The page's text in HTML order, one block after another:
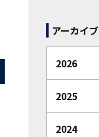
アーカイブ
2026
2025
2024